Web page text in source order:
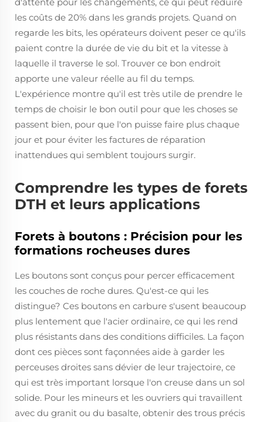
les coûts de 20% dans les grands projets. Quand on
regarde les bits, les opérateurs doivent peser ce qu'ils
paient contre la durée de vie du bit et la vitesse à
laquelle il traverse le sol. Trouver ce bon endroit
apporte une valeur réelle au fil du temps.
L'expérience montre qu'il est très utile de prendre le
temps de choisir le bon outil pour que les choses se
passent bien, pour que l'on puisse faire plus chaque
jour et pour éviter les factures de réparation
inattendues qui semblent toujours surgir.
Comprendre les types de forets
DTH et leurs applications
Forets à boutons : Précision pour les
formations rocheuses dures
Les boutons sont conçus pour percer efficacement
les couches de roche dures. Qu'est-ce qui les
distingue? Ces boutons en carbure s'usent beaucoup
plus lentement que l'acier ordinaire, ce qui les rend
plus résistants dans des conditions difficiles. La façon
dont ces pièces sont façonnées aide à garder les
perceuses droites sans dévier de leur trajectoire, ce
qui est très important lorsque l'on creuse dans un sol
solide. Pour les mineurs et les ouvriers qui travaillent
avec du granit ou du basalte, obtenir des trous précis